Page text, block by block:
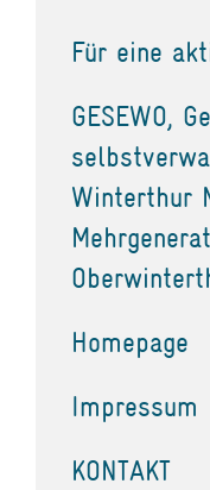
Für eine
GESEWO,
Winterthur
Homepage
Impressum
KONTAKT